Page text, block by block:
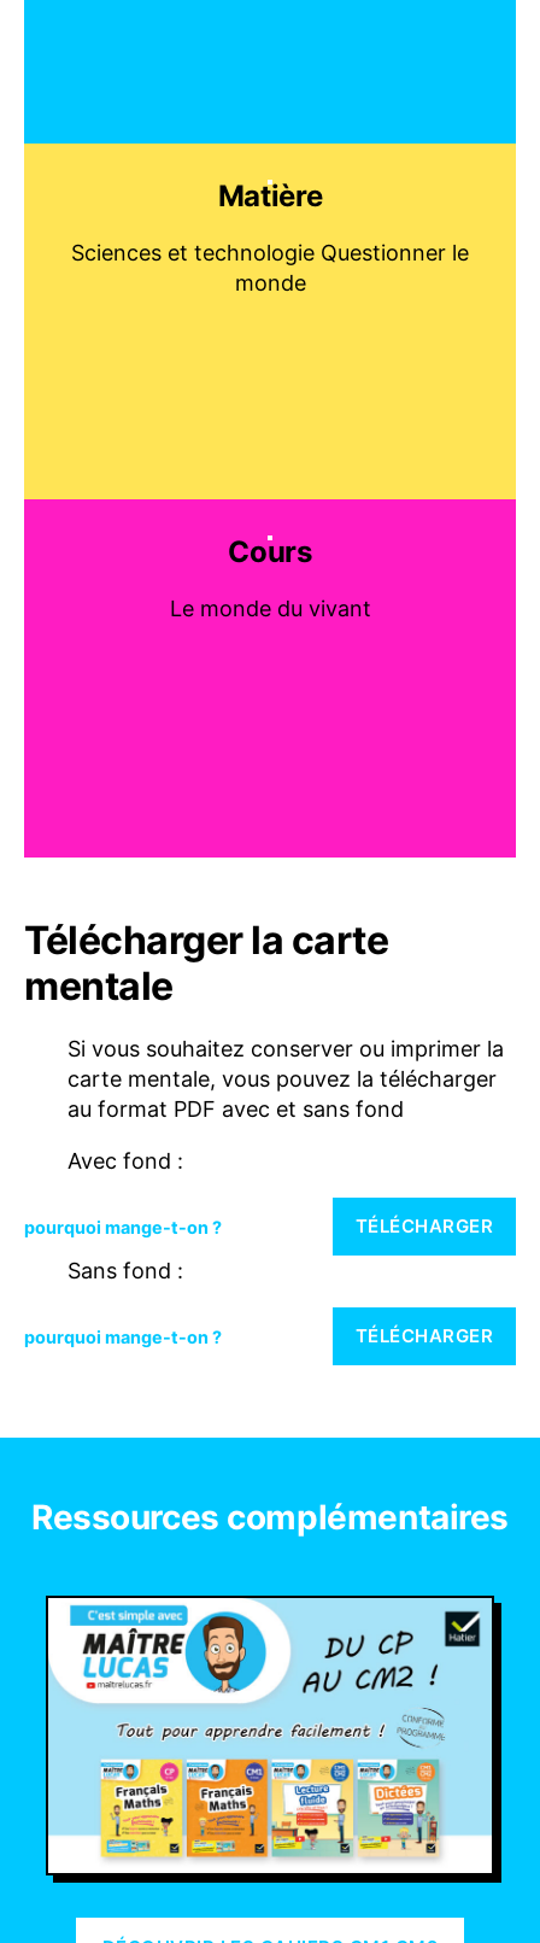
Matière
Sciences et technologie Questionner le
monde
Cours
Le monde du vivant
Télécharger la carte
mentale
Si vous souhaitez conserver ou imprimer la
carte mentale, vous pouvez la télécharger
au format PDF avec et sans fond
Avec fond :
pourquoi mange-t-on ? TÉLÉCHARGER
Sans fond :
pourquoi mange-t-on ? TÉLÉCHARGER
Ressources complémentaires